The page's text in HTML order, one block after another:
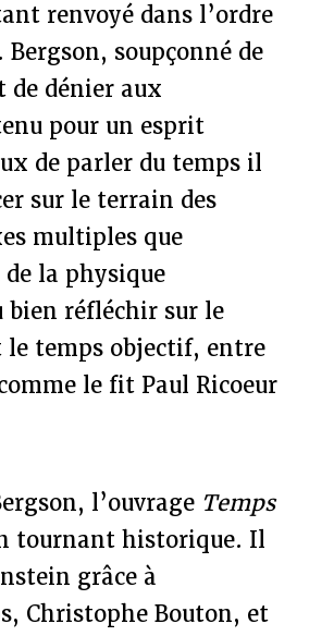
renvoyé dans l’ordre
soupçonné de
de dénier aux
pour un esprit
de parler du temps il
sur le terrain des
multiples que
la physique
bien réfléchir sur le
le temps objectif, entre
le fit Paul Ricoeur
l’ouvrage Temps
tournant historique. Il
grâce à
Christophe Bouton, et